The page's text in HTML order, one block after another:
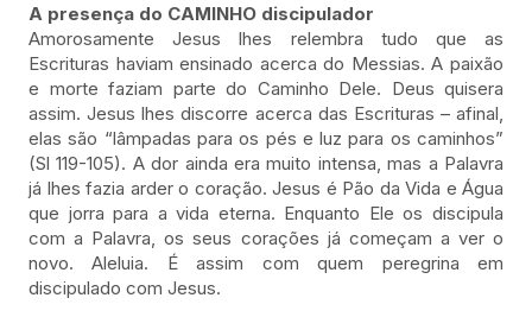
A presença do CAMINHO discipulador
Amorosamente Jesus lhes relembra tudo que as
Escrituras haviam ensinado acerca do Messias. A paixão
e morte faziam parte do Caminho Dele. Deus quisera
assim. Jesus lhes discorre acerca das Escrituras – afinal,
elas são “lâmpadas para os pés e luz para os caminhos”
(Sl 119-105). A dor ainda era muito intensa, mas a Palavra
já lhes fazia arder o coração. Jesus é Pão da Vida e Água
que jorra para a vida eterna. Enquanto Ele os discipula
com a Palavra, os seus corações já começam a ver o
novo. Aleluia. É assim com quem peregrina em
discipulado com Jesus.